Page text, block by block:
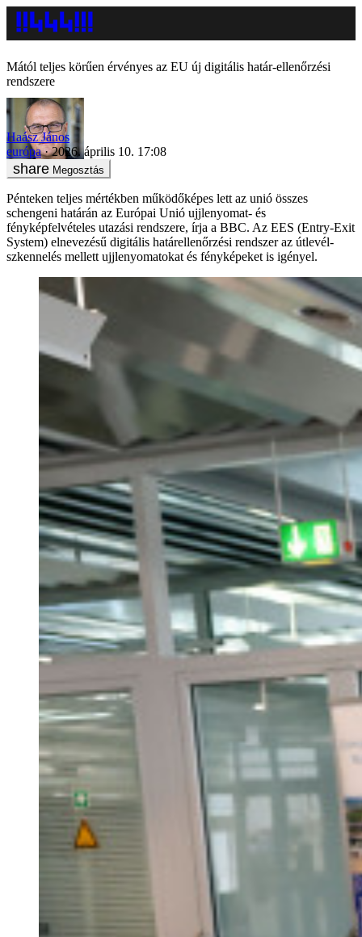
Mától teljes körűen érvényes az EU új digitális határ-ellenőrzési
rendszere
Haász János
európa
2026. április 10. 17:08
Megosztás
Pénteken teljes mértékben működőképes lett az unió összes
schengeni határán az Európai Unió ujjlenyomat- és
fényképfelvételes utazási rendszere, írja a BBC. Az EES (Entry-Exit
System) elnevezésű digitális határellenőrzési rendszer az útlevél-
szkennelés mellett ujjlenyomatokat és fényképeket is igényel.